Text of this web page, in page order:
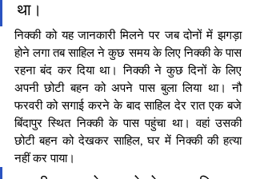
था।
निक्की को यह जानकारी मिलने पर जब दोनों में झगड़ा
होने लगा तब साहिल ने कुछ समय के लिए निक्की के पास
रहना बंद कर दिया था। निक्की ने कुछ दिनों के लिए
अपनी छोटी बहन को अपने पास बुला लिया था। नौ
फरवरी को सगाई करने के बाद साहिल देर रात एक बजे
बिंदापुर स्थित निक्की के पास पहुंचा था। वहां उसकी
छोटी बहन को देखकर साहिल, घर में निक्की की हत्या
नहीं कर पाया।